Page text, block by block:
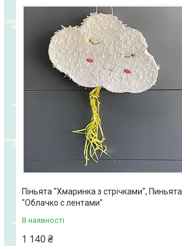
Піньята "Хмаринка з стрічками", Пиньята
"Облачко с лентами"
В наявності
1 140 ₴